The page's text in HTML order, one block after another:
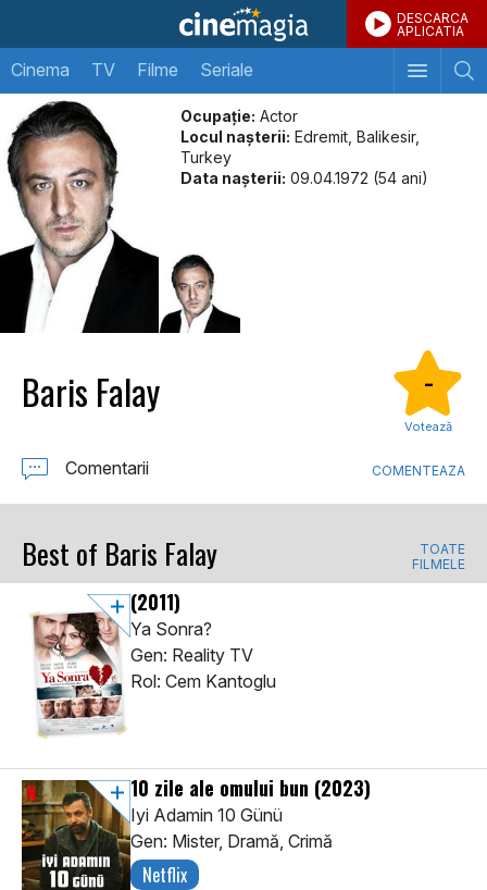
DESCARCA
APLICATIA
Cinema TV Filme Seriale
Ocupație: Actor
Locul naşterii: Edremit, Balikesir,
Turkey
Data naşterii: 09.04.1972 (54 ani)
Baris Falay -
Votează
Comentarii COMENTEAZA
Best of Baris Falay
TOATE
FILMELE
(2011)
Ya Sonra?
Gen: Reality TV
Rol: Cem Kantoglu
10 zile ale omului bun (2023)
Iyi Adamin 10 Günü
Gen: Mister, Dramă, Crimă
Netflix